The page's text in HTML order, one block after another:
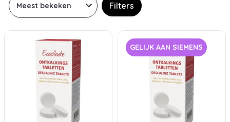
Filters
GELIJK AAN SIEMENS